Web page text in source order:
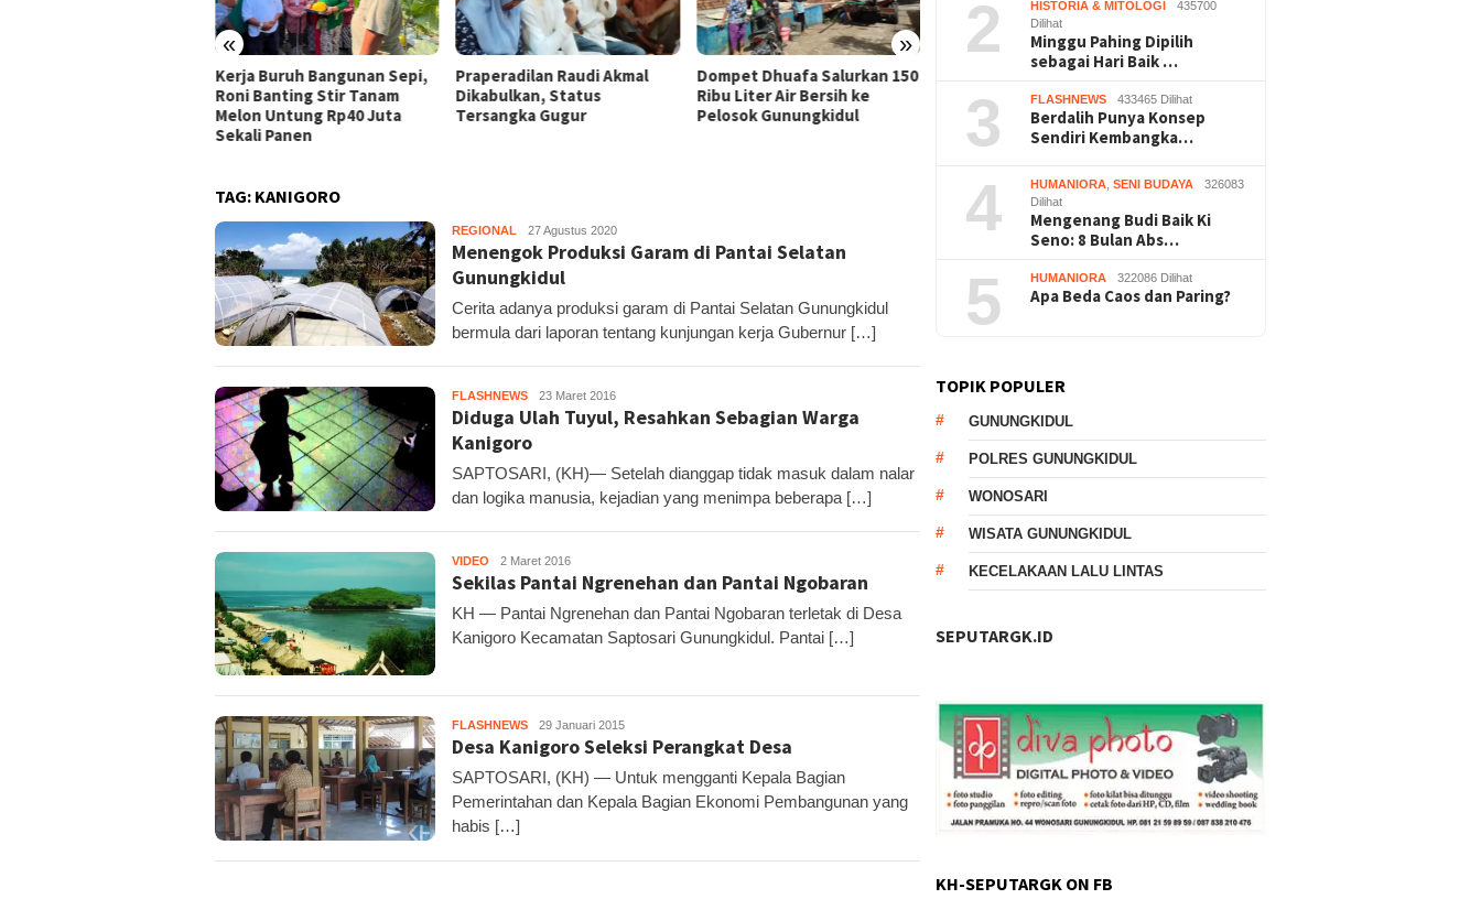
« »
Praperadilan Raudi Akmal
Dikabulkan, Status
Tersangka Gugur
Dompet Dhuafa Salurkan 150
Ribu Liter Air Bersih ke
Pelosok Gunungkidul
Pemkab Gunungkidul Dorong
Tol Tembus Nglanggeran,
Bahas Akses Jalan hingga
Film “Nalar” Karya Guru SD
Raih Juara 1 Lomba Video
Literasi Gunungkidul 2026
Roni Banting Stir Tanam
Melon Untung Rp40 Juta
Sekali Panen
TAG: KANIGORO
REGIONAL KH6
27 Agustus 2020
Menengok Produksi Garam di Pantai Selatan
Gunungkidul
Cerita adanya produksi garam di Pantai Selatan Gunungkidul
bermula dari laporan tentang kunjungan kerja Gubernur […]
FLASHNEWS Kandar
23 Maret 2016
Diduga Ulah Tuyul, Resahkan Sebagian Warga
Kanigoro
SAPTOSARI, (KH)— Setelah dianggap tidak masuk dalam nalar
dan logika manusia, kejadian yang menimpa beberapa […]
VIDEO KH1
2 Maret 2016
Sekilas Pantai Ngrenehan dan Pantai Ngobaran
KH — Pantai Ngrenehan dan Pantai Ngobaran terletak di Desa
Kanigoro Kecamatan Saptosari Gunungkidul. Pantai […]
FLASHNEWS KH29 Januari 2015
Desa Kanigoro Seleksi Perangkat Desa
SAPTOSARI, (KH) — Untuk mengganti Kepala Bagian
Pemerintahan dan Kepala Bagian Ekonomi Pembangunan yang
habis […]
2 HISTORIA & MITOLOGI
435700
Dilihat
Minggu Pahing Dipilih
sebagai Hari Baik …
3 FLASHNEWS 433465 Dilihat
Berdalih Punya Konsep
Sendiri Kembangka…
4 HUMANIORA ,SENI BUDAYA
326083
Dilihat
Mengenang Budi Baik Ki
Seno: 8 Bulan Abs…
5 HUMANIORA 322086 Dilihat
Apa Beda Caos dan Paring?
TOPIK POPULER
GUNUNGKIDUL
POLRES GUNUNGKIDUL
WONOSARI
WISATA GUNUNGKIDUL
KECELAKAAN LALU LINTAS
SEPUTARGK.ID
KH-SEPUTARGK ON FB